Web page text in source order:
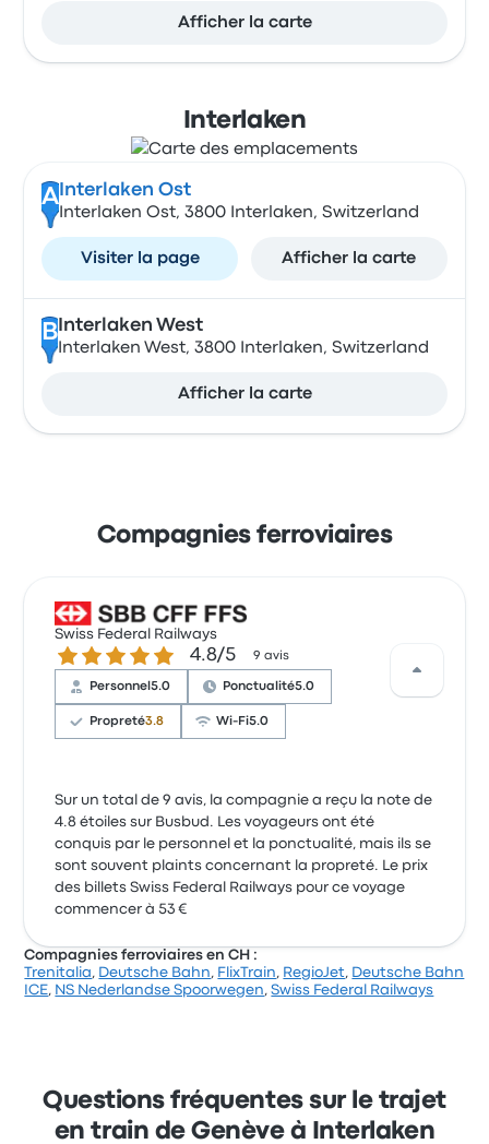
Afficher la carte
Interlaken
A Interlaken Ost
Interlaken Ost, 3800 Interlaken, Switzerland
Visiter la page Afficher la carte
B Interlaken West
Interlaken West, 3800 Interlaken, Switzerland
Afficher la carte
Compagnies ferroviaires
Swiss Federal Railways
4.8 sur 5 étoiles 4.8/5 9 avis
Personnel5.0 Ponctualité5.0
Propreté3.8 Wi-Fi5.0
Sur un total de 9 avis, la compagnie a reçu la note de
4.8 étoiles sur Busbud. Les voyageurs ont été
conquis par le personnel et la ponctualité, mais ils se
sont souvent plaints concernant la propreté. Le prix
des billets Swiss Federal Railways pour ce voyage
commencer à 53 €
Compagnies ferroviaires en CH :
Trenitalia, Deutsche Bahn, FlixTrain, RegioJet, Deutsche Bahn
ICE, NS Nederlandse Spoorwegen,Swiss Federal Railways
Questions fréquentes sur le trajet
en train de Genève à Interlaken